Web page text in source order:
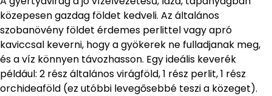
közepesen gazdag földet kedveli. Az általános
szobanövény földet érdemes perlittel vagy apró
kaviccsal keverni, hogy a gyökerek ne fulladjanak meg,
és a víz könnyen távozhasson. Egy ideális keverék
például: 2 rész általános virágföld, 1 rész perlit, 1 rész
orchideaföld (ez utóbbi levegősebbé teszi a közeget).